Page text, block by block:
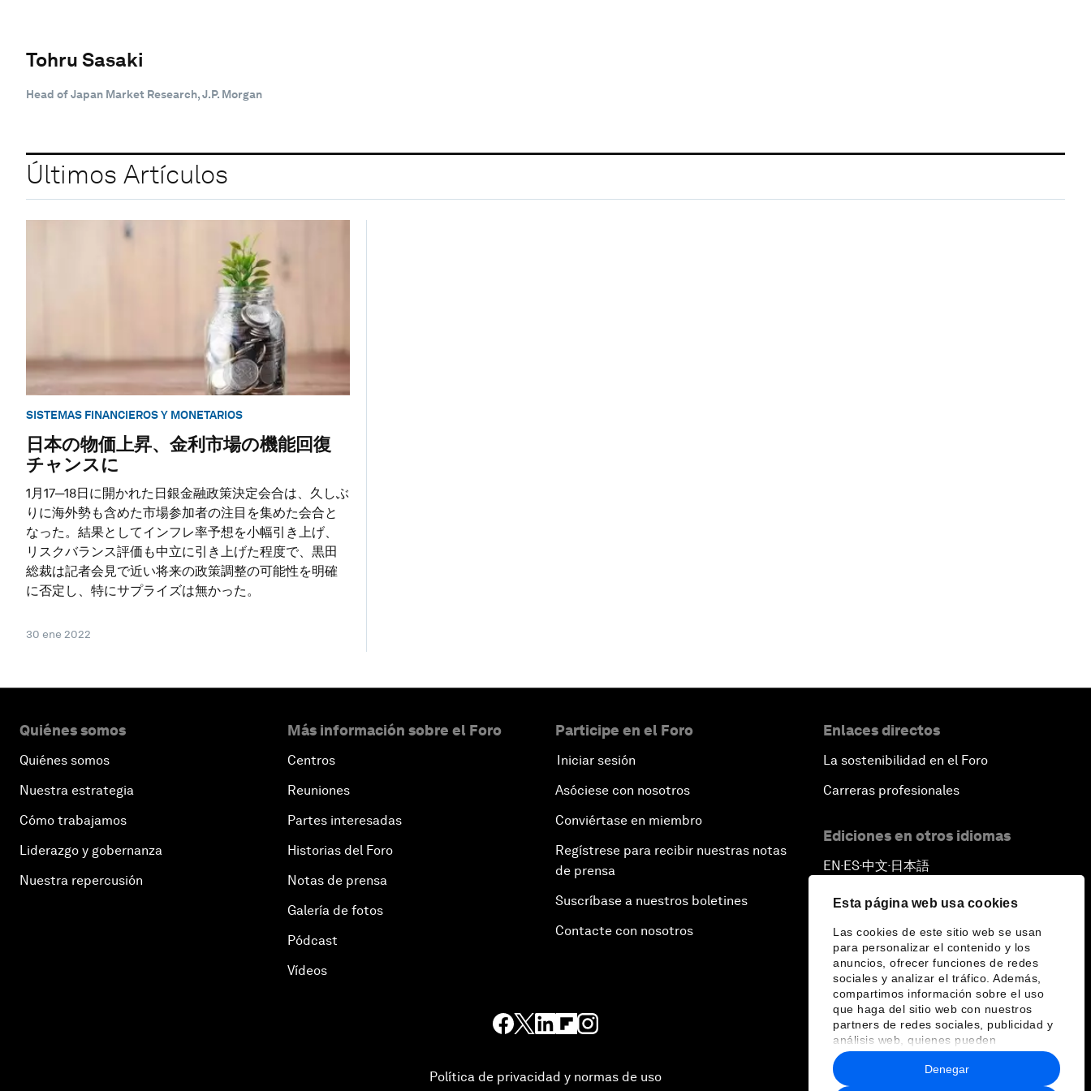
Esta página web usa cookies
Las cookies de este sitio web se usan
para personalizar el contenido y los
anuncios, ofrecer funciones de redes
sociales y analizar el tráfico. Además,
compartimos información sobre el uso
que haga del sitio web con nuestros
partners de redes sociales, publicidad y
análisis web, quienes pueden
combinarla con otra información que les
haya proporcionado o que hayan
recopilado a partir del uso que haya
Denegar
Tohru Sasaki
Head of Japan Market Research, J.P. Morgan
Últimos Artículos
SISTEMAS FINANCIEROS Y MONETARIOS
日本の物価上昇、金利市場の機能回復
チャンスに
1月17─18日に開かれた日銀金融政策決定会合は、久しぶ
りに海外勢も含めた市場参加者の注目を集めた会合と
なった。結果としてインフレ率予想を小幅引き上げ、
リスクバランス評価も中立に引き上げた程度で、黒田
総裁は記者会見で近い将来の政策調整の可能性を明確
に否定し、特にサプライズは無かった。
30 ene 2022
Quiénes somos
Quiénes somos
Nuestra estrategia
Cómo trabajamos
Liderazgo y gobernanza
Nuestra repercusión
Más información sobre el Foro
Centros
Reuniones
Partes interesadas
Historias del Foro
Notas de prensa
Galería de fotos
Pódcast
Vídeos
Participe en el Foro
Iniciar sesión
Asóciese con nosotros
Conviértase en miembro
Regístrese para recibir nuestras notas
de prensa
Suscríbase a nuestros boletines
Contacte con nosotros
Enlaces directos
La sostenibilidad en el Foro
Carreras profesionales
Ediciones en otros idiomas
EN ▪ ES▪中文▪ 日本語
Política de privacidad y normas de uso